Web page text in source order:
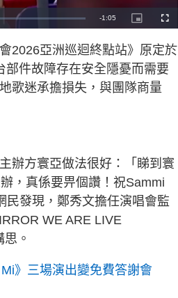
R
a
n
T
i
e
-1:05
P
i
e
n
F
u
s
c
r
e
e
2026亞洲巡迴終點站》原定於
件故障存在安全隱憂而需要
歌迷承擔損失，與團隊商量
辦方寰亞做法很好：「睇到寰
，真係要畀個讚！祝Sammi
民發現，鄭秀文擔任演唱會監
WE ARE LIVE
。
》三場演出變免費答謝會